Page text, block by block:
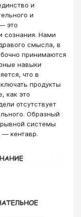
и
и
это
сознания. Нами
смысла, в
принимаются
навыки
что в
продукты
как это
отсутствует
Образный
системы
кентавр.